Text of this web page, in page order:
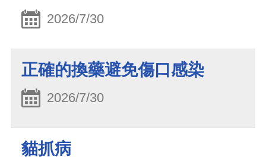
2026/7/30
正確的換藥避免傷口感染
2026/7/30
貓抓病